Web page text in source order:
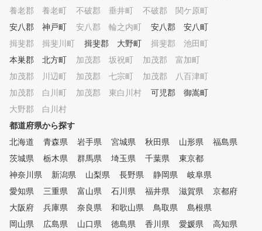
養老郡 養老町
不破郡 垂井町
不破郡 関ケ原町
安八郡 神戸町
安八郡 輪之内町
安八郡 安八町
揖斐郡 揖斐川町
揖斐郡 大野町
揖斐郡 池田町
本巣郡 北方町
加茂郡 坂祝町
加茂郡 富加町
加茂郡 川辺町
加茂郡 七宗町
加茂郡 八百津町
加茂郡 白川町
加茂郡 東白川村
可児郡 御嵩町
大野郡 白川村
都道府県から探す
北海道
青森県 岩手県 宮城県 秋田県 山形県
福島県
茨城県
栃木県 群馬県 埼玉県 千葉県
東京都
神奈川県
新潟県 山梨県 長野県 静岡県
岐阜県
愛知県
三重県 富山県 石川県 福井県 滋賀県
京都府
大阪府
兵庫県 奈良県 和歌山県 鳥取県
島根県
岡山県
広島県 山口県 徳島県 香川県 愛媛県
高知県